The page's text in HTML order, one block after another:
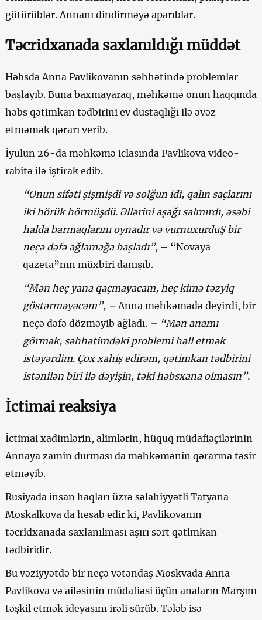
götürüblər. Annanı dindirməyə aparıblar.
Təcridxanada saxlanıldığı müddət
Həbsdə Anna Pavlikovanın səhhətində problemlər
başlayıb. Buna baxmayaraq, məhkəmə onun haqqında
həbs qətimkan tədbirini ev dustaqlığı ilə əvəz
etməmək qərarı verib.
İyulun 26-da məhkəmə iclasında Pavlikova video-
rabitə ilə iştirak edib.
“Onun sifəti şişmişdi və solğun idi, qalın saçlarını
iki hörük hörmüşdü. Əllərini aşağı salmırdı, əsəbi
halda barmaqlarını oynadır və vurnuxurduŞ bir
neçə dəfə ağlamağa başladı”, – “Novaya
qazeta”nın müxbiri danışıb.
“Mən heç yana qaçmayacam, heç kimə təzyiq
göstərməyəcəm”, –Anna məhkəmədə deyirdi, bir
neçə dəfə dözməyib ağladı.– “Mən anamı
görmək, səhhətimdəki problemi həll etmək
istəyərdim. Çox xahiş edirəm, qətimkan tədbirini
istənilən biri ilə dəyişin, təki həbsxana olmasın”.
İctimai reaksiya
İctimai xadimlərin, alimlərin, hüquq müdafiəçilərinin
Annaya zamin durması da məhkəmənin qərarına təsir
etməyib.
Rusiyada insan haqları üzrə səlahiyyətli Tatyana
Moskalkova da hesab edir ki, Pavlikovanın
təcridxanada saxlanılması aşırı sərt qətimkan
tədbiridir.
Bu vəziyyətdə bir neçə vətəndaş Moskvada Anna
Pavlikova və ailəsinin müdafiəsi üçün anaların Marşını
təşkil etmək ideyasını irəli sürüb. Tələb isə